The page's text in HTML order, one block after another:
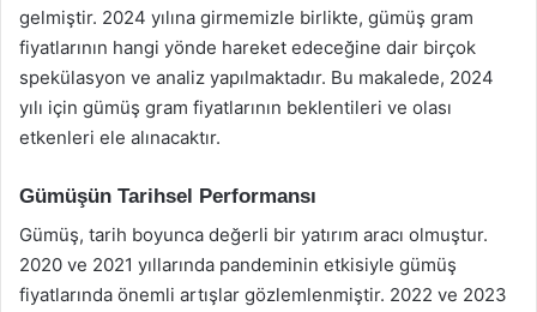
gelmiştir. 2024 yılına girmemizle birlikte, gümüş gram
fiyatlarının hangi yönde hareket edeceğine dair birçok
spekülasyon ve analiz yapılmaktadır. Bu makalede, 2024
yılı için gümüş gram fiyatlarının beklentileri ve olası
etkenleri ele alınacaktır.
Gümüşün Tarihsel Performansı
Gümüş, tarih boyunca değerli bir yatırım aracı olmuştur.
2020 ve 2021 yıllarında pandeminin etkisiyle gümüş
fiyatlarında önemli artışlar gözlemlenmiştir. 2022 ve 2023